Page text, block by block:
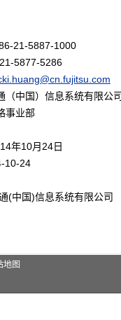
21-5887-1000
5877-5286
（中国）信息系统有限公
事业部
年10月24日
10-24
(中国)信息系统有限公司
地图